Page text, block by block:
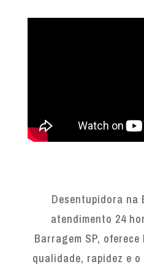
Desentupidora na
atendimento 24
Barragem SP,
qualidade, rapidez e